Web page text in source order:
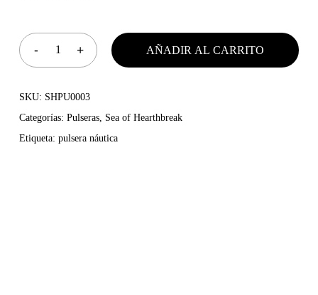
AÑADIR AL CARRITO
SKU: SHPU0003
Categorías: Pulseras, Sea of Hearthbreak
Etiqueta: pulsera náutica